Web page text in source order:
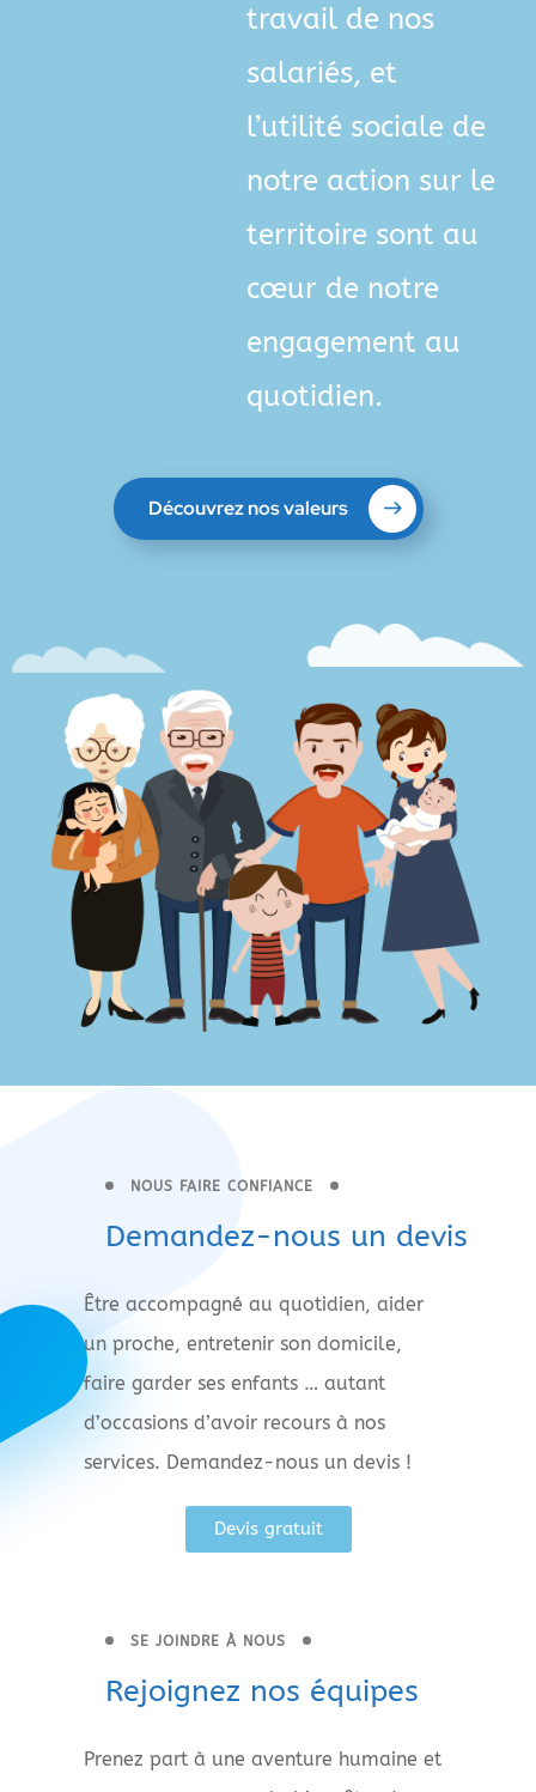
travail de nos
salariés, et
l’utilité sociale de
notre action sur le
territoire sont au
cœur de notre
engagement au
quotidien.
Découvrez nos valeurs
NOUS FAIRE CONFIANCE
Demandez-nous un devis
Être accompagné au quotidien, aider
un proche, entretenir son domicile,
faire garder ses enfants … autant
d’occasions d’avoir recours à nos
services. Demandez-nous un devis !
Devis gratuit
SE JOINDRE À NOUS
Rejoignez nos équipes
Prenez part à une aventure humaine et